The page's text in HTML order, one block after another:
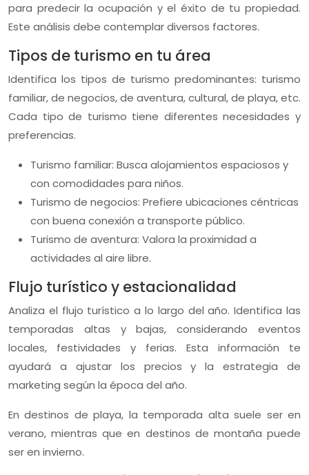
para predecir la ocupación y el éxito de tu propiedad.
Este análisis debe contemplar diversos factores.
Tipos de turismo en tu área
Identifica los tipos de turismo predominantes: turismo
familiar, de negocios, de aventura, cultural, de playa, etc.
Cada tipo de turismo tiene diferentes necesidades y
preferencias.
Turismo familiar: Busca alojamientos espaciosos y
con comodidades para niños.
Turismo de negocios: Prefiere ubicaciones céntricas
con buena conexión a transporte público.
Turismo de aventura: Valora la proximidad a
actividades al aire libre.
Flujo turístico y estacionalidad
Analiza el flujo turístico a lo largo del año. Identifica las
temporadas altas y bajas, considerando eventos
locales, festividades y ferias. Esta información te
ayudará a ajustar los precios y la estrategia de
marketing según la época del año.
En destinos de playa, la temporada alta suele ser en
verano, mientras que en destinos de montaña puede
ser en invierno.